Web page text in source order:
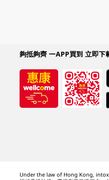
夠抵夠齊 一APP買到 立即下
Under the law of Hong Kong,